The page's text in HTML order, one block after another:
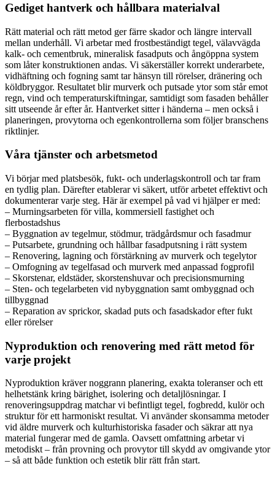
Gediget hantverk och hållbara materialval
Rätt material och rätt metod ger färre skador och längre intervall
mellan underhåll. Vi arbetar med frostbeständigt tegel, välavvägda
kalk- och cementbruk, mineralisk fasadputs och ångöppna system
som låter konstruktionen andas. Vi säkerställer korrekt underarbete,
vidhäftning och fogning samt tar hänsyn till rörelser, dränering och
köldbryggor. Resultatet blir murverk och putsade ytor som står emot
regn, vind och temperaturskiftningar, samtidigt som fasaden behåller
sitt utseende år efter år. Hantverket sitter i händerna – men också i
planeringen, provytorna och egenkontrollerna som följer branschens
riktlinjer.
Våra tjänster och arbetsmetod
Vi börjar med platsbesök, fukt- och underlagskontroll och tar fram
en tydlig plan. Därefter etablerar vi säkert, utför arbetet effektivt och
dokumenterar varje steg. Här är exempel på vad vi hjälper er med:
– Murningsarbeten för villa, kommersiell fastighet och
flerbostadshus
– Byggnation av tegelmur, stödmur, trädgårdsmur och fasadmur
– Putsarbete, grundning och hållbar fasadputsning i rätt system
– Renovering, lagning och förstärkning av murverk och tegelytor
– Omfogning av tegelfasad och murverk med anpassad fogprofil
– Skorstenar, eldstäder, skorstenshuvar och precisionsmurning
– Sten- och tegelarbeten vid nybyggnation samt ombyggnad och
tillbyggnad
– Reparation av sprickor, skadad puts och fasadskador efter fukt
eller rörelser
Nyproduktion och renovering med rätt metod för
varje projekt
Nyproduktion kräver noggrann planering, exakta toleranser och ett
helhetstänk kring bärighet, isolering och detaljlösningar. I
renoveringsuppdrag matchar vi befintligt tegel, fogbredd, kulör och
struktur för ett harmoniskt resultat. Vi använder skonsamma metoder
vid äldre murverk och kulturhistoriska fasader och säkrar att nya
material fungerar med de gamla. Oavsett omfattning arbetar vi
metodiskt – från provning och provytor till skydd av omgivande ytor
– så att både funktion och estetik blir rätt från start.